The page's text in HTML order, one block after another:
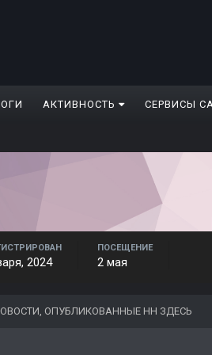
АКТИВНОСТЬ СЕРВИСЫ
2024
ПОСЕЩЕНИЕ
2 мая
ОПУБЛИКОВАННЫЕ НН ЗДЕСЬ